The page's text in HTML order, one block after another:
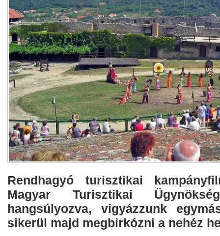
Rendhagyó turisztikai
Magyar Turisztikai
hangsúlyozva, vigyázzunk
sikerül majd megbirkózni a nehéz